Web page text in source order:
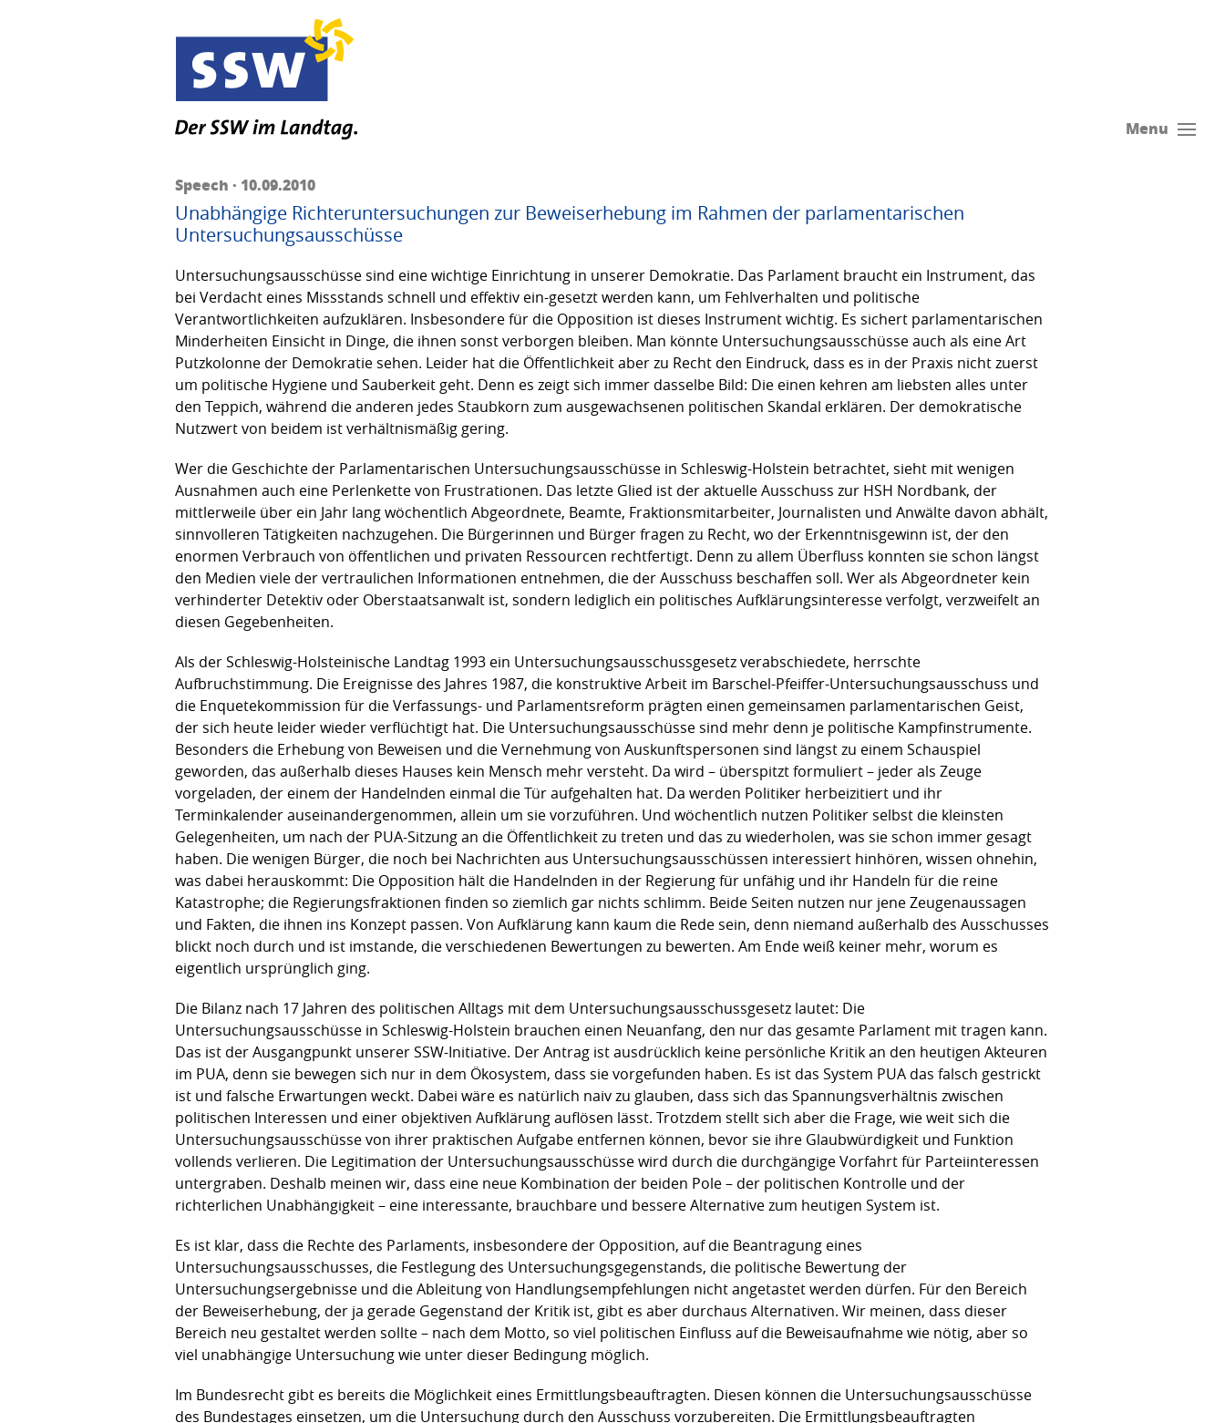
Menu
Speech · 10.09.2010
Unabhängige Richteruntersuchungen zur Beweiserhebung im Rahmen der parlamentarischen
Untersuchungsausschüsse
Untersuchungsausschüsse sind eine wichtige Einrichtung in unserer Demokratie. Das Parlament braucht ein Instrument, das
bei Verdacht eines Missstands schnell und effektiv ein-gesetzt werden kann, um Fehlverhalten und politische
Verantwortlichkeiten aufzuklären. Insbesondere für die Opposition ist dieses Instrument wichtig. Es sichert parlamentarischen
Minderheiten Einsicht in Dinge, die ihnen sonst verborgen bleiben. Man könnte Untersuchungsausschüsse auch als eine Art
Putzkolonne der Demokratie sehen. Leider hat die Öffentlichkeit aber zu Recht den Eindruck, dass es in der Praxis nicht zuerst
um politische Hygiene und Sauberkeit geht. Denn es zeigt sich immer dasselbe Bild: Die einen kehren am liebsten alles unter
den Teppich, während die anderen jedes Staubkorn zum ausgewachsenen politischen Skandal erklären. Der demokratische
Nutzwert von beidem ist verhältnismäßig gering.
Wer die Geschichte der Parlamentarischen Untersuchungsausschüsse in Schleswig-Holstein betrachtet, sieht mit wenigen
Ausnahmen auch eine Perlenkette von Frustrationen. Das letzte Glied ist der aktuelle Ausschuss zur HSH Nordbank, der
mittlerweile über ein Jahr lang wöchentlich Abgeordnete, Beamte, Fraktionsmitarbeiter, Journalisten und Anwälte davon abhält,
sinnvolleren Tätigkeiten nachzugehen. Die Bürgerinnen und Bürger fragen zu Recht, wo der Erkenntnisgewinn ist, der den
enormen Verbrauch von öffentlichen und privaten Ressourcen rechtfertigt. Denn zu allem Überfluss konnten sie schon längst
den Medien viele der vertraulichen Informationen entnehmen, die der Ausschuss beschaffen soll. Wer als Abgeordneter kein
verhinderter Detektiv oder Oberstaatsanwalt ist, sondern lediglich ein politisches Aufklärungsinteresse verfolgt, verzweifelt an
diesen Gegebenheiten.
Als der Schleswig-Holsteinische Landtag 1993 ein Untersuchungsausschussgesetz verabschiedete, herrschte
Aufbruchstimmung. Die Ereignisse des Jahres 1987, die konstruktive Arbeit im Barschel-Pfeiffer-Untersuchungsausschuss und
die Enquetekommission für die Verfassungs- und Parlamentsreform prägten einen gemeinsamen parlamentarischen Geist,
der sich heute leider wieder verflüchtigt hat. Die Untersuchungsausschüsse sind mehr denn je politische Kampfinstrumente.
Besonders die Erhebung von Beweisen und die Vernehmung von Auskunftspersonen sind längst zu einem Schauspiel
geworden, das außerhalb dieses Hauses kein Mensch mehr versteht. Da wird – überspitzt formuliert – jeder als Zeuge
vorgeladen, der einem der Handelnden einmal die Tür aufgehalten hat. Da werden Politiker herbeizitiert und ihr
Terminkalender auseinandergenommen, allein um sie vorzuführen. Und wöchentlich nutzen Politiker selbst die kleinsten
Gelegenheiten, um nach der PUA-Sitzung an die Öffentlichkeit zu treten und das zu wiederholen, was sie schon immer gesagt
haben. Die wenigen Bürger, die noch bei Nachrichten aus Untersuchungsausschüssen interessiert hinhören, wissen ohnehin,
was dabei herauskommt: Die Opposition hält die Handelnden in der Regierung für unfähig und ihr Handeln für die reine
Katastrophe; die Regierungsfraktionen finden so ziemlich gar nichts schlimm. Beide Seiten nutzen nur jene Zeugenaussagen
und Fakten, die ihnen ins Konzept passen. Von Aufklärung kann kaum die Rede sein, denn niemand außerhalb des Ausschusses
blickt noch durch und ist imstande, die verschiedenen Bewertungen zu bewerten. Am Ende weiß keiner mehr, worum es
eigentlich ursprünglich ging.
Die Bilanz nach 17 Jahren des politischen Alltags mit dem Untersuchungsausschussgesetz lautet: Die
Untersuchungsausschüsse in Schleswig-Holstein brauchen einen Neuanfang, den nur das gesamte Parlament mit tragen kann.
Das ist der Ausgangpunkt unserer SSW-Initiative. Der Antrag ist ausdrücklich keine persönliche Kritik an den heutigen Akteuren
im PUA, denn sie bewegen sich nur in dem Ökosystem, dass sie vorgefunden haben. Es ist das System PUA das falsch gestrickt
ist und falsche Erwartungen weckt. Dabei wäre es natürlich naiv zu glauben, dass sich das Spannungsverhältnis zwischen
politischen Interessen und einer objektiven Aufklärung auflösen lässt. Trotzdem stellt sich aber die Frage, wie weit sich die
Untersuchungsausschüsse von ihrer praktischen Aufgabe entfernen können, bevor sie ihre Glaubwürdigkeit und Funktion
vollends verlieren. Die Legitimation der Untersuchungsausschüsse wird durch die durchgängige Vorfahrt für Parteiinteressen
untergraben. Deshalb meinen wir, dass eine neue Kombination der beiden Pole – der politischen Kontrolle und der
richterlichen Unabhängigkeit – eine interessante, brauchbare und bessere Alternative zum heutigen System ist.
Es ist klar, dass die Rechte des Parlaments, insbesondere der Opposition, auf die Beantragung eines
Untersuchungsausschusses, die Festlegung des Untersuchungsgegenstands, die politische Bewertung der
Untersuchungsergebnisse und die Ableitung von Handlungsempfehlungen nicht angetastet werden dürfen. Für den Bereich
der Beweiserhebung, der ja gerade Gegenstand der Kritik ist, gibt es aber durchaus Alternativen. Wir meinen, dass dieser
Bereich neu gestaltet werden sollte – nach dem Motto, so viel politischen Einfluss auf die Beweisaufnahme wie nötig, aber so
viel unabhängige Untersuchung wie unter dieser Bedingung möglich.
Im Bundesrecht gibt es bereits die Möglichkeit eines Ermittlungsbeauftragten. Diesen können die Untersuchungsausschüsse
des Bundestages einsetzen, um die Untersuchung durch den Ausschuss vorzubereiten. Die Ermittlungsbeauftragten